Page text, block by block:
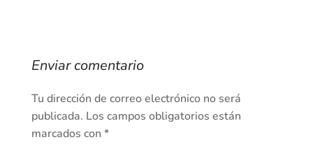
Enviar comentario
Tu dirección de correo electrónico no será
publicada. Los campos obligatorios están
marcados con *